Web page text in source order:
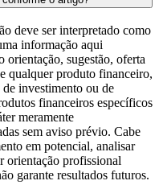
deve ser interpretado como
informação aqui
orientação, sugestão, oferta
qualquer produto financeiro,
investimento ou de
financeiros específicos
meramente
sem aviso prévio. Cabe
em potencial, analisar
orientação profissional
garante resultados futuros.